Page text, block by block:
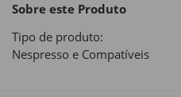
Sobre este Produto
Tipo de produto:
Nespresso e Compatíveis